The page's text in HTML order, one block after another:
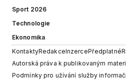
Sport 2026
Technologie
Ekonomika
KontaktyRedakceInzercePředplatné
Autorská práva k publikovaným
Podmínky pro užívání služby